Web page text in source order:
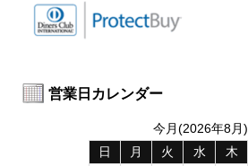
営業日カレンダー
今月(2026年8月)
日
月 火 水 木